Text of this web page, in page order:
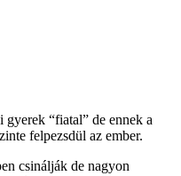
“fiatal” de ennek a
felpezsdül az ember.
csinálják de nagyon